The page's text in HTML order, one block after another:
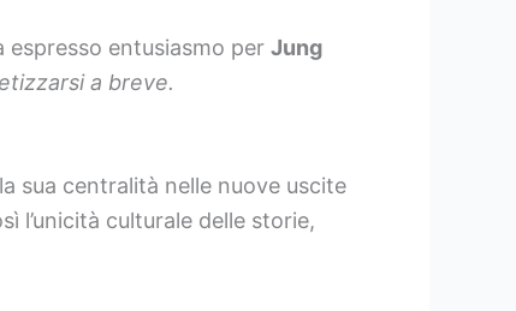
espresso entusiasmo per Jung
a breve.
sua centralità nelle nuove uscite
l’unicità culturale delle storie,